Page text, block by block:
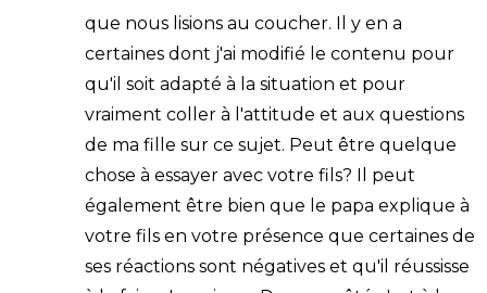
que nous lisions au coucher. Il y en a
certaines dont j'ai modifié le contenu pour
qu'il soit adapté à la situation et pour
vraiment coller à l'attitude et aux questions
de ma fille sur ce sujet. Peut être quelque
chose à essayer avec votre fils? Il peut
également être bien que le papa explique à
votre fils en votre présence que certaines de
ses réactions sont négatives et qu'il réussisse